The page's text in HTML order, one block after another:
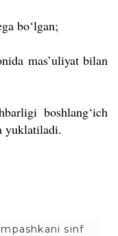
bo‘lgan;
mas’uliyat bilan
boshlang‘ich
yuklatiladi.
sinf